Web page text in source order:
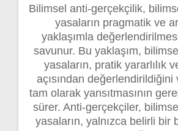
Bilimsel anti-gerçekçilik,
yasaların pragmatik ve
yaklaşımla
savunur. Bu yaklaşım,
yasaların, pratik yararlılık
açısından değerlendirildiğini
tam olarak yansıtmasının
sürer. Anti-gerçekçiler,
yasaların, yalnızca belirli bir